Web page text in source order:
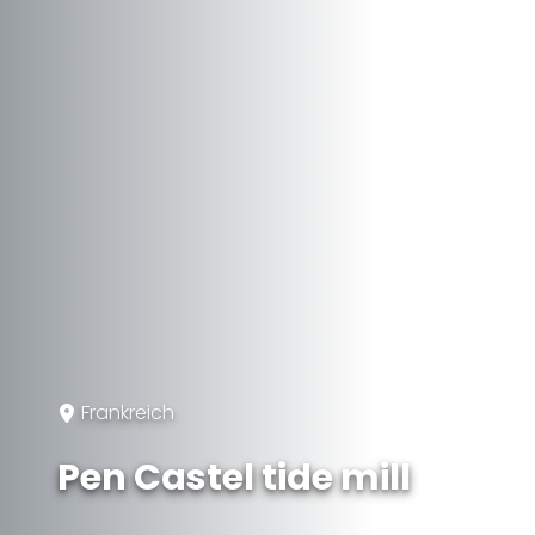
Frankreich
Pen Castel tide mill